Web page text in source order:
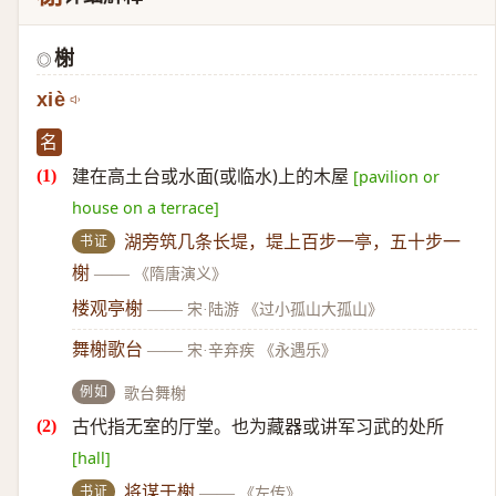
◎ 榭
xiè
名
建在高土台或水面(或临水)上的木屋 [pavilion or
house on a terrace]
书证
湖旁筑几条长堤，堤上百步一亭，五十步一
榭 —— 《隋唐演义》
楼观亭榭 —— 宋·陆游 《过小孤山大孤山》
舞榭歌台 —— 宋·辛弃疾 《永遇乐》
例如 歌台舞榭
古代指无室的厅堂。也为藏器或讲军习武的处所
[hall]
书证 将谋于榭 ——